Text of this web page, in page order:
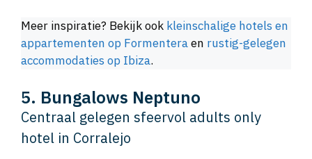
Meer inspiratie? Bekijk ook kleinschalige hotels en
appartementen op Formenteraen rustig-gelegen
accommodaties op Ibiza.
5. Bungalows Neptuno
Centraal gelegen sfeervol adults only
hotel in Corralejo